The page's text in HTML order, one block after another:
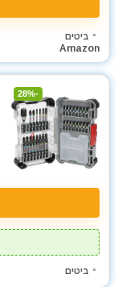
ביטים
Amazon
-28%
ביטים